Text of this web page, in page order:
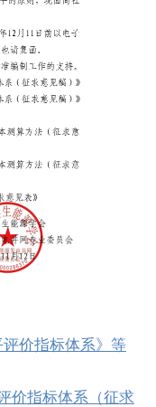
价指标体系》等
价指标体系（征求